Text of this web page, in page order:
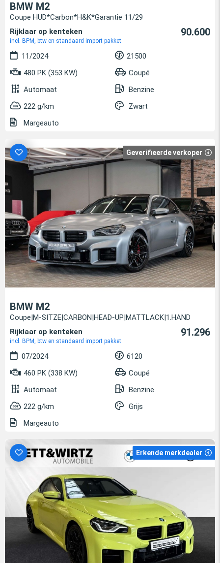
BMW M2
Coupe HUD*Carbon*H&K*Garantie 11/29
Rijklaar op kenteken
incl. BPM, btw en standaard import pakket
90.600
11/2024
21500
480 PK (353 KW)
Coupé
Automaat
Benzine
222 g/km
Zwart
Margeauto
Geverifieerde verkoper
BMW M2
Coupe|M-SITZE|CARBON|HEAD-UP|MATTLACK|1.HAND
Rijklaar op kenteken
incl. BPM, btw en standaard import pakket
91.296
07/2024
6120
460 PK (338 KW)
Coupé
Automaat
Benzine
222 g/km
Grijs
Margeauto
Erkende merkdealer